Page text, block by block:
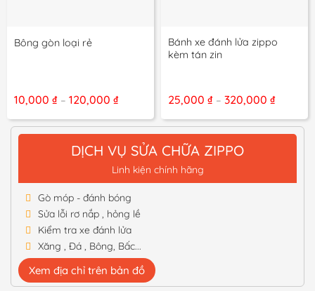
Bông gòn loại rẻ
10,000 ₫ – 120,000 ₫Khoảng
từ
10,000 ₫
120,000 ₫
Bánh xe đánh lửa zippo
kèm tán zin
25,000 ₫ – 320,000 ₫Khoảng
từ
25,000 ₫
DỊCH VỤ SỬA CHỮA ZIPPO
Linh kiện chính hãng
Gò móp - đánh bóng
Sửa lỗi rơ nắp , hỏng lề
Kiểm tra xe đánh lửa
Xăng , Đá , Bông, Bấc...
Xem địa chỉ trên bản đồ